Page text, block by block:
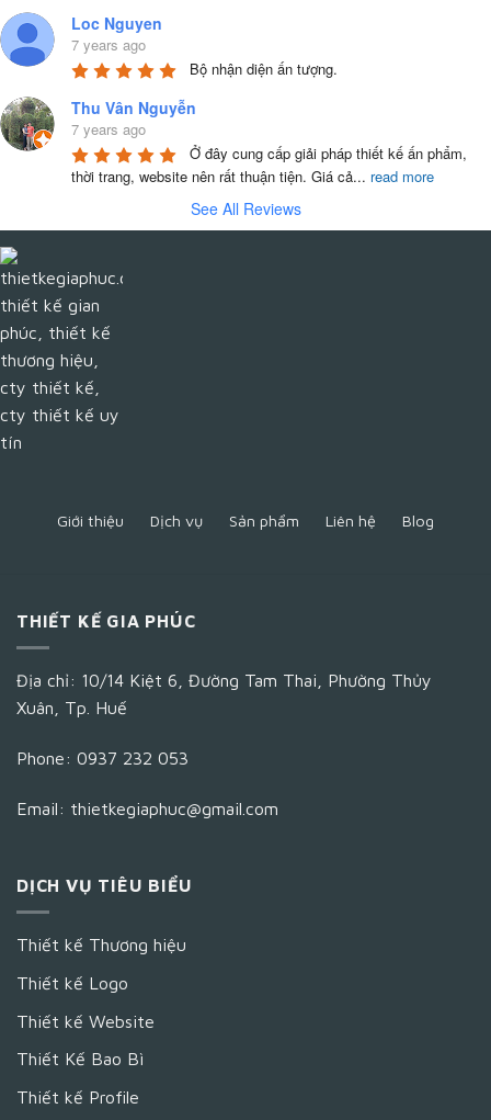
Loc Nguyen
7 years ago
Bộ nhận diện ấn tượng.
Thu Vân Nguyễn
7 years ago
Ở đây cung cấp giải pháp thiết kế ấn phẩm,
thời trang, website nên rất thuận tiện. Giá cả... read more
See All Reviews
Giới thiệu Dịch vụ Sản phẩm Liên hệ Blog
THIẾT KẾ GIA PHÚC
Địa chỉ: 10/14 Kiệt 6, Đường Tam Thai, Phường Thủy
Xuân, Tp. Huế
Phone: 0937 232 053
Email: thietkegiaphuc@gmail.com
DỊCH VỤ TIÊU BIỂU
Thiết kế Thương hiệu
Thiết kế Logo
Thiết kế Website
Thiết Kế Bao Bì
Thiết kế Profile